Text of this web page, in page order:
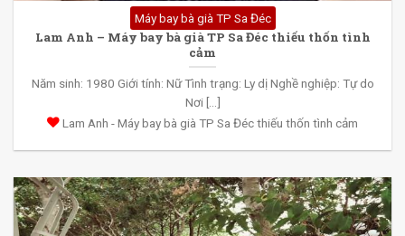
Máy bay bà già TP Sa Đéc
Lam Anh – Máy bay bà già TP Sa Đéc thiếu thốn tình
cảm
Năm sinh: 1980 Giới tính: Nữ Tình trạng: Ly dị Nghề nghiệp: Tự do
Nơi [...]
Lam Anh - Máy bay bà già TP Sa Đéc thiếu thốn tình cảm